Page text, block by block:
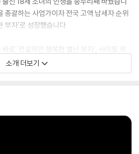
총괄하는 사업가이자 전국 고액 납세자 순위
부자'로 성장했습니다.
로 '전설적인 행복한 별난 부자', 사이토 히
1위라는 전대미문의 기록으로 일본 최고 부
식이나 부동산 대신 오직 독특한 아이디어와
명의 제자들 역시 각 지역 고액 납세자 순위
소개 더보기